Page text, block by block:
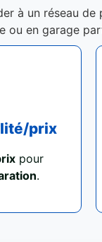
à un réseau
ou en garage
prix
pour
.